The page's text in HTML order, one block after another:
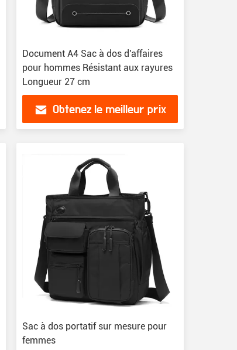
Document A4 Sac à dos d'affaires
pour hommes Résistant aux rayures
Longueur 27 cm
Obtenez le meilleur prix
Sac à dos portatif sur mesure pour
femmes